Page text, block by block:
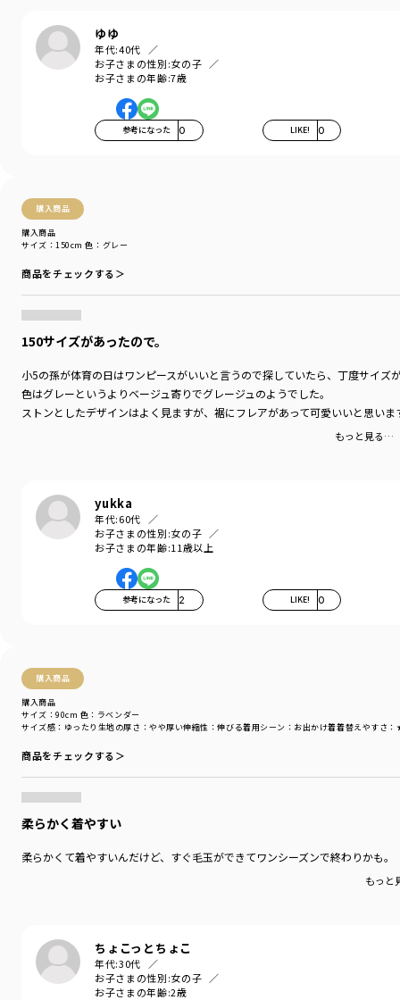
ゆゆ
年代:40代
お子さまの性別:女の子
お子さまの年齢:7歳
参考になった 0 LIKE! 0
購入商品
購入商品
サイズ：150cm 色：グレー
商品をチェックする＞
150サイズがあったので。
小5の孫が体育の日はワンピースがいいと言うので探していたら、丁度サイズ
色はグレーというよりベージュ寄りでグレージュのようでした。
ストンとしたデザインはよく見ますが、裾にフレアがあって可愛いいと思いま
もっと見る…
yukka
年代:60代
お子さまの性別:女の子
お子さまの年齢:11歳以上
参考になった 2 LIKE! 0
購入商品
購入商品
サイズ感 ：ゆったり 生地の厚さ ：やや厚い伸縮性 ：伸びる着用シーン ：お出かけ着着替えやすさ
サイズ：90cm 色：ラベンダー
商品をチェックする＞
柔らかく着やすい
柔らかくて着やすいんだけど、すぐ毛玉ができてワンシーズンで終わりかも。
もっと
ちょこっとちょこ
年代:30代
お子さまの性別:女の子
お子さまの年齢:2歳
『毎日着て欲しい』
そんな思いを込めてブランシェスから
デイリーウェアをご提案する新レーベルです
＃通園コーデ＃通学コーデ＃小学生コーデ
＃プチプラ＃プチプラ子供服＃子供服通販
＃お揃い＃お揃いコーデ
＃リンク＃リンクコーデ
着用イメージ/カラー：ブラック
モデル：身長120.0cm 体重21.7kg
ブランド ／DRC branshes
シーズン
／アウトレット